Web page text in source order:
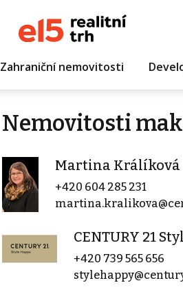
Zahraniční nemovitosti
Nemovitosti
Martina Králíková
+420 604 285 231
CENTURY 21
+420 739 565 656